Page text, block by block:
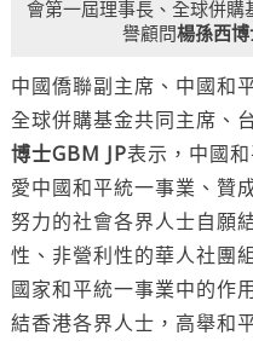
會第一屆理事長、全球併
譽顧問楊孫西博
中國僑聯副主席、中國和
全球併購基金共同主席、
博士GBM JP表示，中國
愛中國和平統一事業、贊
努力的社會各界人士自願
性、非營利性的華人社團
國家和平統一事業中的作
結香港各界人士，高舉和